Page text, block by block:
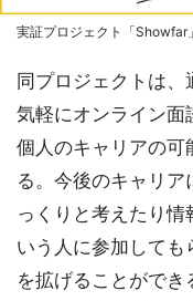
実証プロジェクト「Showfar
同プロジェクトは、
気軽にオンライン面
個人のキャリアの可
る。今後のキャリ
っくりと考えたり情
いう人に参加して
を拡げることがで